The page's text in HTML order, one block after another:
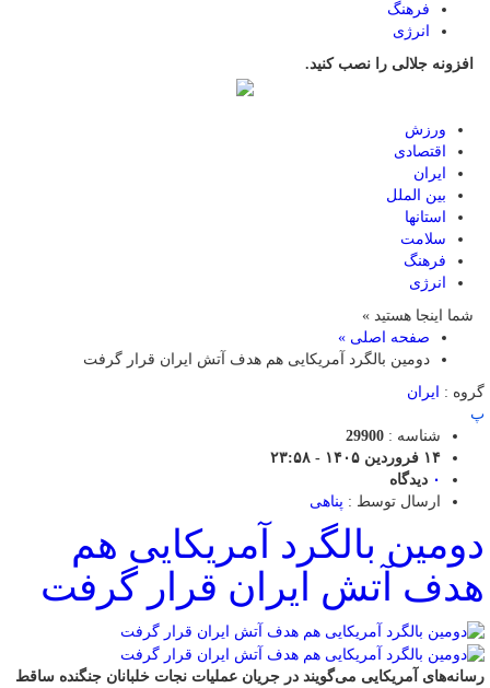
فرهنگ
انرژی
افزونه جلالی را نصب کنید.
ورزش
اقتصادی
ایران
بین الملل
استانها
سلامت
فرهنگ
انرژی
شما اینجا هستید »
صفحه اصلی »
دومین بالگرد آمریکایی هم هدف آتش ایران قرار گرفت
گروه :
ایران
پ
شناسه : 29900
۱۴ فروردین ۱۴۰۵ - ۲۳:۵۸
۰ دیدگاه
ارسال توسط : پناهی
دومین بالگرد آمریکایی هم
هدف آتش ایران قرار گرفت
رسانه‌های آمریکایی می‌گویند در جریان عملیات نجات خلبانان جنگنده ساقط